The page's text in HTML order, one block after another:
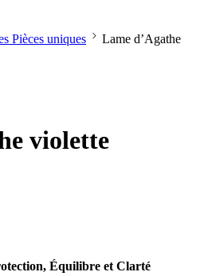
Pièces uniques
Lame d’Agathe
violette
Équilibre et Clarté